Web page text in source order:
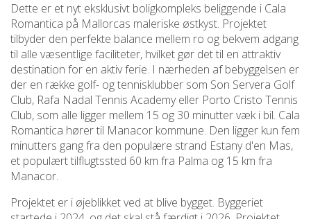
Dette er et nyt eksklusivt boligkompleks beliggende i Cala
Romantica på Mallorcas maleriske østkyst. Projektet
tilbyder den perfekte balance mellem ro og bekvem adgang
til alle væsentlige faciliteter, hvilket gør det til en attraktiv
destination for en aktiv ferie. I nærheden af bebyggelsen er
der en række golf- og tennisklubber som Son Servera Golf
Club, Rafa Nadal Tennis Academy eller Porto Cristo Tennis
Club, som alle ligger mellem 15 og 30 minutter væk i bil. Cala
Romantica hører til Manacor kommune. Den ligger kun fem
minutters gang fra den populære strand Estany d'en Mas,
et populært tilflugtssted 60 km fra Palma og 15 km fra
Manacor.
Projektet er i øjeblikket ved at blive bygget. Byggeriet